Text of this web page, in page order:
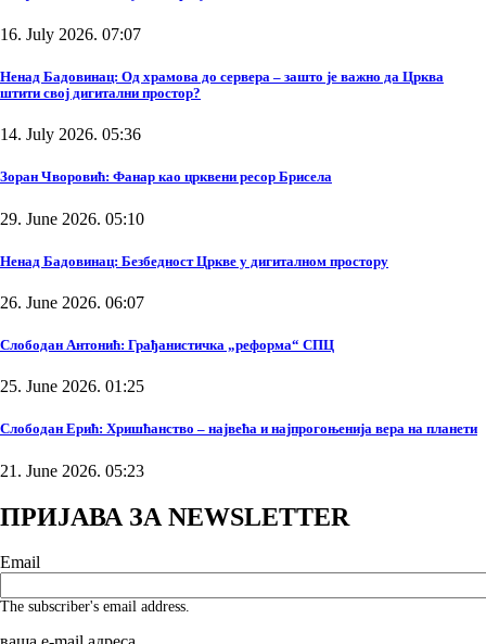
16. July 2026. 07:07
Ненад Бадовинац: Од храмова до сервера – зашто је важно да Црква
штити свој дигитални простор?
14. July 2026. 05:36
Зоран Чворовић: Фанар као црквени ресор Брисела
29. June 2026. 05:10
Ненад Бадовинац: Безбедност Цркве у дигиталном простору
26. June 2026. 06:07
Слободан Антонић: Грађанистичка „реформа“ СПЦ
25. June 2026. 01:25
Слободан Ерић: Хришћанство – највећа и најпрогоњенија вера на планети
21. June 2026. 05:23
ПРИЈАВА ЗА NEWSLETTER
Email
The subscriber's email address.